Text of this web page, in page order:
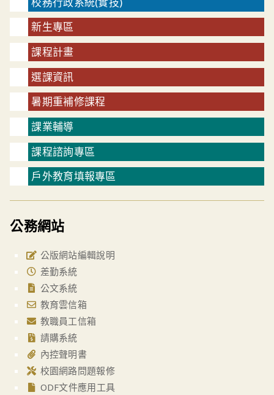
新生專區
課程計畫
選課資訊
暑期重補修課程
課業輔導
課程諮詢專區
戶外教育填報專區
公務網站
公版網站編輯說明
差勤系統
公文系統
教育雲信箱
教職員工信箱
請購系統
內控聲明書
校園網路問題報修
ODF文件應用工具